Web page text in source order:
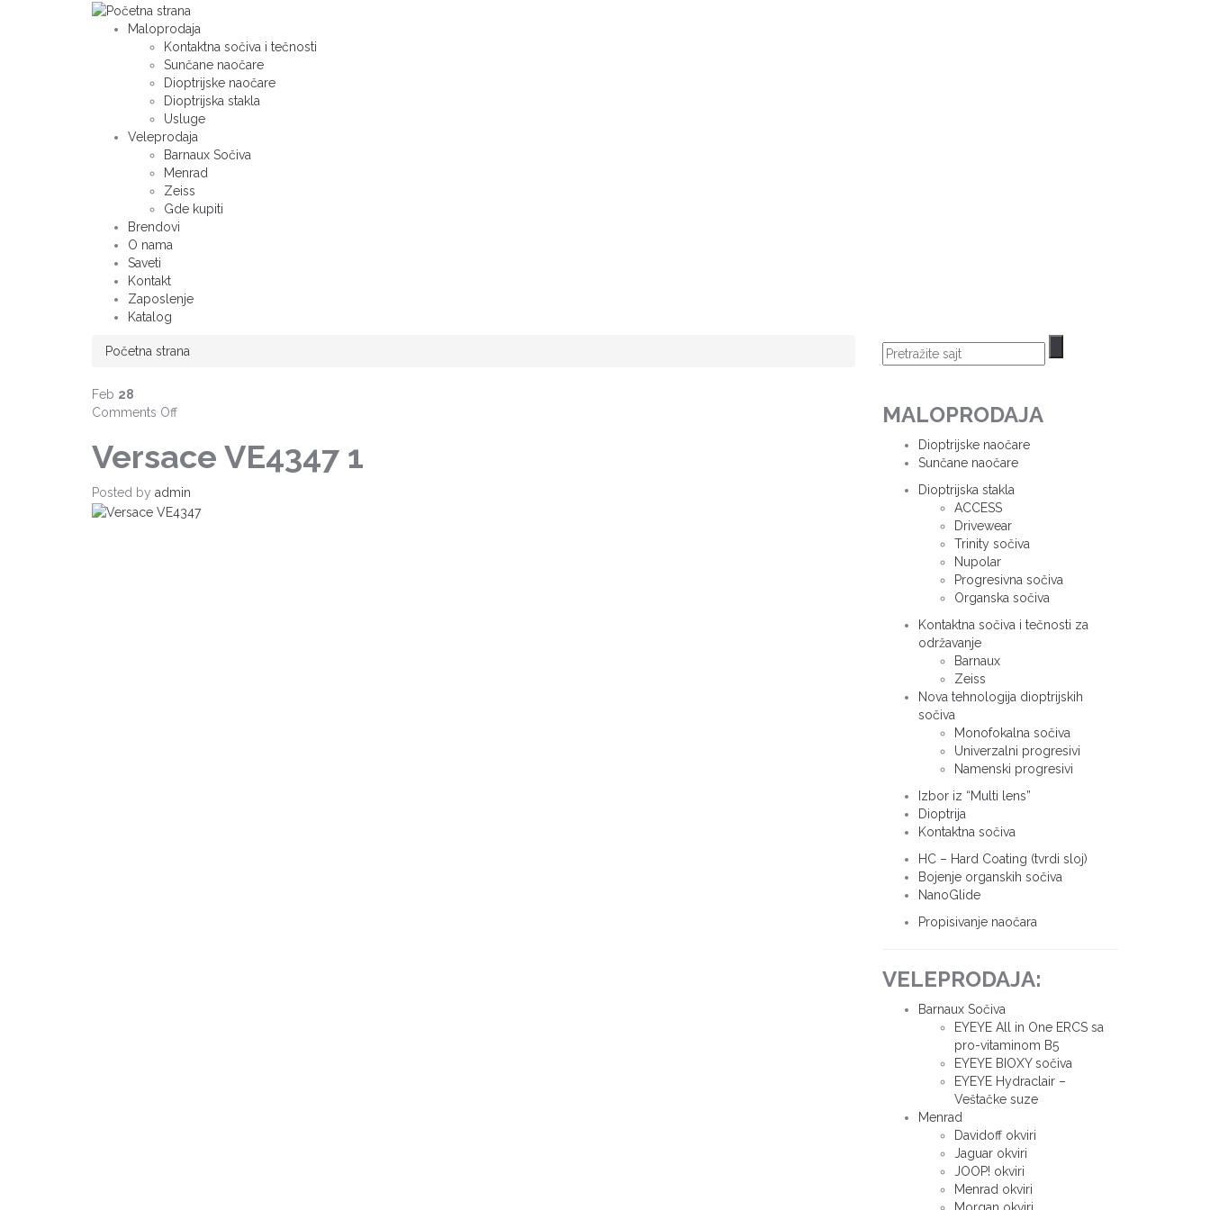
Maloprodaja
Kontaktna sočiva i tečnosti
Sunčane naočare
Dioptrijske naočare
Dioptrijska stakla
Usluge
Veleprodaja
Barnaux Sočiva
Menrad
Zeiss
Gde kupiti
Brendovi
O nama
Saveti
Kontakt
Zaposlenje
Katalog
Početna strana
Feb 28
Comments Offon
VE4347
1
Versace VE4347 1
Posted by admin
MALOPRODAJA
Dioptrijske naočare
Sunčane naočare
Dioptrijska stakla
ACCESS
Drivewear
Trinity sočiva
Nupolar
Progresivna sočiva
Organska sočiva
Kontaktna sočiva i tečnosti za
održavanje
Barnaux
Zeiss
Nova tehnologija dioptrijskih
sočiva
Monofokalna sočiva
Univerzalni progresivi
Namenski progresivi
Izbor iz “Multi lens”
Dioptrija
Kontaktna sočiva
HC – Hard Coating (tvrdi sloj)
Bojenje organskih sočiva
NanoGlide
Propisivanje naočara
VELEPRODAJA:
Barnaux Sočiva
EYEYE All in One ERCS sa
pro-vitaminom B5
EYEYE BIOXY sočiva
EYEYE Hydraclair –
Veštačke suze
Menrad
Davidoff okviri
Jaguar okviri
JOOP! okviri
Menrad okviri